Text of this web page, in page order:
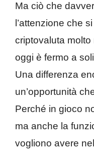
Ma ciò che
l’attenzione che
criptovaluta
oggi è fermo a
Una differenza
un’opportunità
Perché in gioco
ma anche la
vogliono avere